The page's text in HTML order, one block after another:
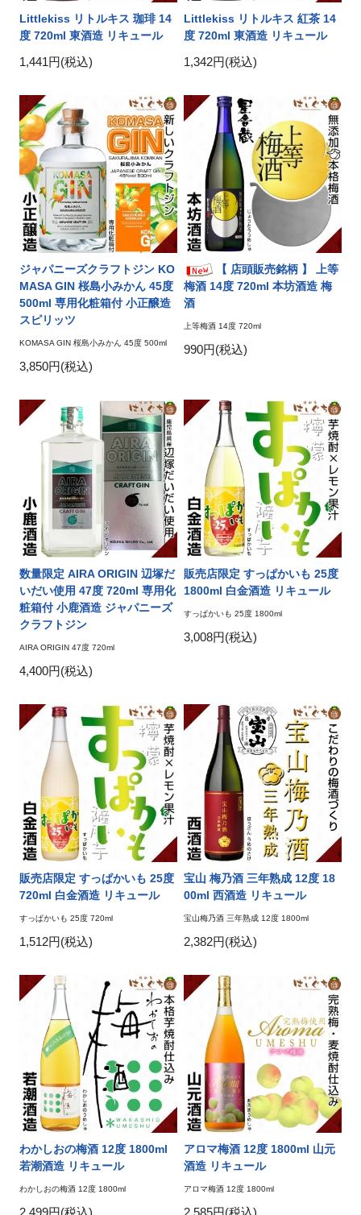
Littlekiss リトルキス 珈琲 14
度 720ml 東酒造 リキュール
1,441円(税込)
Littlekiss リトルキス 紅茶 14
度 720ml 東酒造 リキュール
1,342円(税込)
ジャパニーズクラフトジン KO
MASA GIN 桜島小みかん 45度
500ml 専用化粧箱付 小正醸造
スピリッツ
KOMASA GIN 桜島小みかん 45度 500ml
3,850円(税込)
【 店頭販売銘柄 】 上等
梅酒 14度 720ml 本坊酒造 梅
酒
上等梅酒 14度 720ml
990円(税込)
数量限定 AIRA ORIGIN 辺塚だ
いだい使用 47度 720ml 専用化
粧箱付 小鹿酒造 ジャパニーズ
クラフトジン
AIRA ORIGIN 47度 720ml
4,400円(税込)
販売店限定 すっぱかいも 25度
1800ml 白金酒造 リキュール
すっぱかいも 25度 1800ml
3,008円(税込)
販売店限定 すっぱかいも 25度
720ml 白金酒造 リキュール
すっぱかいも 25度 720ml
1,512円(税込)
宝山 梅乃酒 三年熟成 12度 18
00ml 西酒造 リキュール
宝山梅乃酒 三年熟成 12度 1800ml
2,382円(税込)
わかしおの梅酒 12度 1800ml
若潮酒造 リキュール
わかしおの梅酒 12度 1800ml
2,499円(税込)
アロマ梅酒 12度 1800ml 山元
酒造 リキュール
アロマ梅酒 12度 1800ml
2,585円(税込)